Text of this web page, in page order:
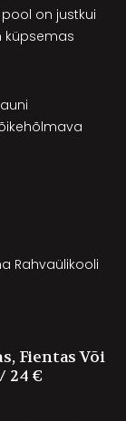
on justkui
küpsemas
Rahvaülikooli
Fientas Või
24 €